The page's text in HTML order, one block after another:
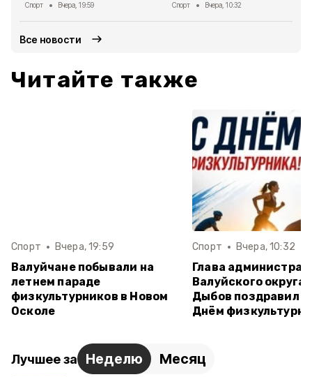
Спорт Вчера, 19:59 Спорт Вчера, 10:32
Все новости
Читайте также
Спорт Вчера, 19:59
Валуйчане побывали на
летнем параде
физкультурников в Новом
Осколе
Спорт Вчера, 10:32
Глава
Валуйского округа
Дыбов поздравил
Днём
Лучшее за Неделю Месяц